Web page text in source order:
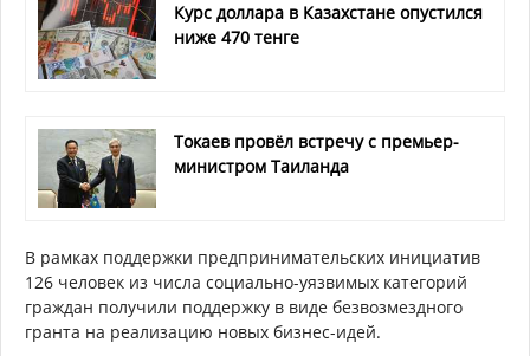
Курс доллара в Казахстане опустился
ниже 470 тенге
Токаев провёл встречу с премьер-
министром Таиланда
В рамках поддержки предпринимательских инициатив
126 человек из числа социально-уязвимых категорий
граждан получили поддержку в виде безвозмездного
гранта на реализацию новых бизнес-идей.